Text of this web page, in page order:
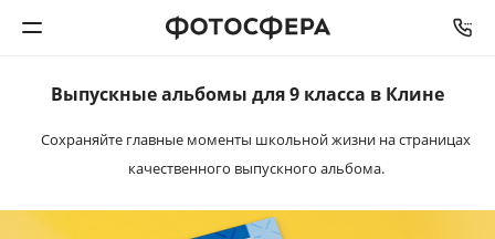
Печать фото
Выпускные альбомы для 9 класса в Клине
Сохраняйте главные моменты школьной жизни настраницах
качественного выпускного альбома.